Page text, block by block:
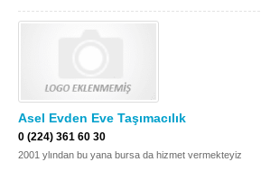
Asel Evden Eve Taşımacılık
0 (224) 361 60 30
2001 ylından bu yana bursa da hizmet vermekteyiz